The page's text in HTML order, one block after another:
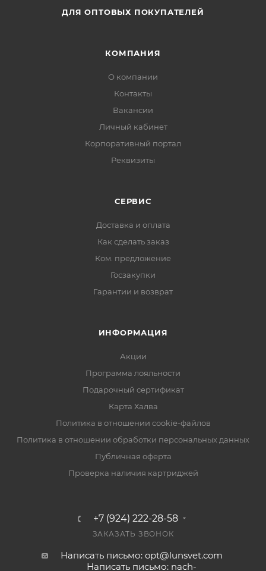
ДЛЯ ОПТОВЫХ ПОКУПАТЕЛЕЙ
КОМПАНИЯ
О компании
Контакты
Вакансии
Личный кабинет
Корпоративный портал
Реквизиты
СЕРВИС
Доставка и оплата
Как сделать заказ
Ком. предложение
Госзакупки
Гарантии и возврат
ИНФОРМАЦИЯ
Акции
Программа лояльности
Подарочный сертификат
Карта Халва
Политика в отношении cookie-файлов
Политика в отношении обработки персональных данных
Публичная оферта
Проверка наличия картриджей
+7 (924) 222-28-58
ЗАКАЗАТЬ ЗВОНОК
Написать письмо: opt@lunsvet.com
Написать письмо: nach-